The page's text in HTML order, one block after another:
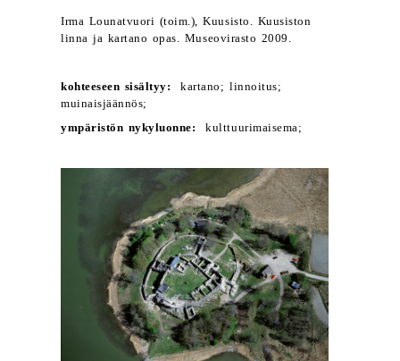
Irma Lounatvuori (toim.), Kuusisto. Kuusiston
linna ja kartano opas. Museovirasto 2009.
kohteeseen sisältyy: kartano; linnoitus;
muinaisjäännös;
ympäristön nykyluonne: kulttuurimaisema;